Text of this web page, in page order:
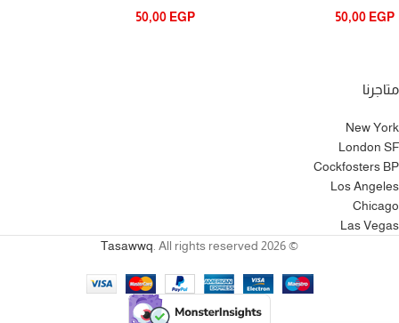
50,00 EGP
50,00 EGP
متاجرنا
New York
London SF
Cockfosters BP
Los Angeles
Chicago
Las Vegas
© 2026
Tasawwq . All rights reserved